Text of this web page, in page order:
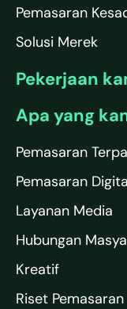
Pemasaran
Solusi Merek
Pekerjaan
Apa yang
Pemasaran
Pemasaran
Layanan Media
Hubungan
Kreatif
Riset Pemasaran